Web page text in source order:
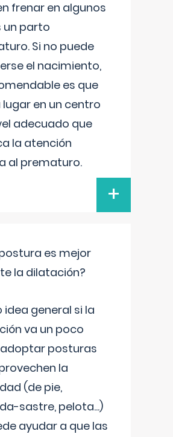
frenar en algunos
un parto
Si no puede
el nacimiento,
es que
en un centro
adecuado que
la atención
al prematuro.
+
es mejor
la dilatación?
idea general si la
va un poco
posturas
la
(de pie,
sastre, pelota...)
ayudar a que las